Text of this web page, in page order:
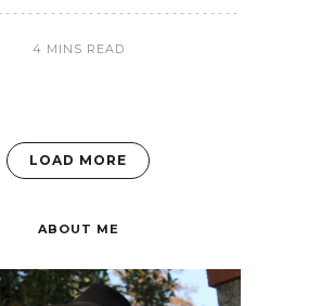
4 MINS READ
LOAD MORE
ABOUT ME